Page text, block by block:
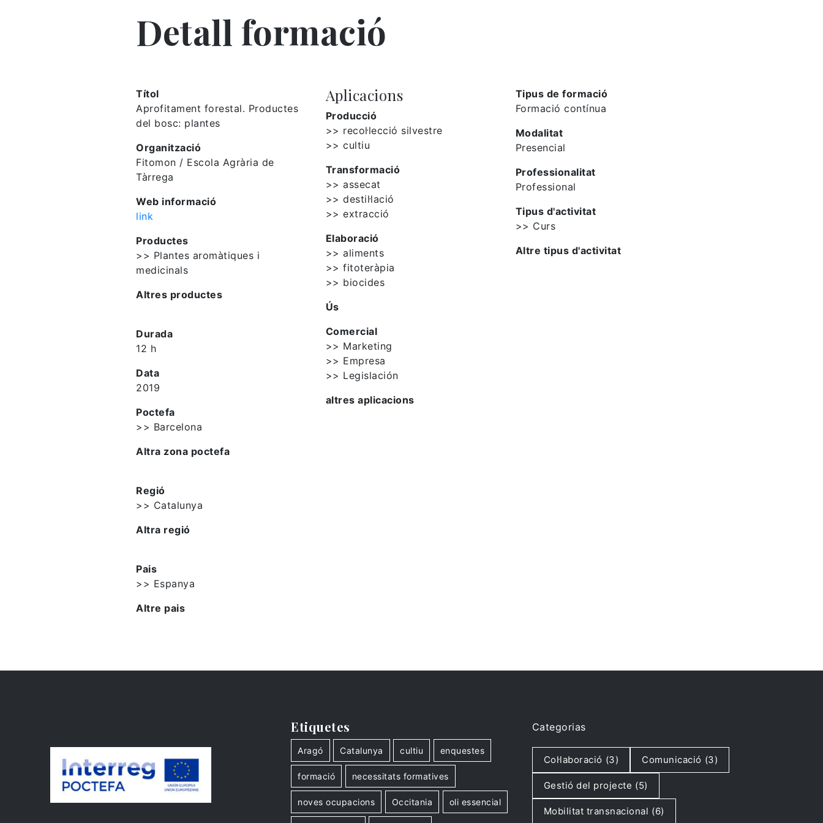
Detall formació
Títol
Aprofitament forestal. Productes
del bosc: plantes
Organització
Fitomon / Escola Agrària de
Tàrrega
Web informació
link
Productes
>> Plantes aromàtiques i
medicinals
Altres productes
Durada
12 h
Data
2019
Poctefa
>> Barcelona
Altra zona poctefa
Regió
>> Catalunya
Altra regió
Pais
>> Espanya
Altre pais
Aplicacions
Producció
>> recol·lecció silvestre
>> cultiu
Transformació
>> assecat
>> destil·lació
>> extracció
Elaboració
>> aliments
>> fitoteràpia
>> biocides
Ús
Comercial
>> Marketing
>> Empresa
>> Legislación
altres aplicacions
Tipus de formació
Formació contínua
Modalitat
Presencial
Professionalitat
Professional
Tipus d'activitat
>> Curs
Altre tipus d'activitat
Etiquetes
Aragó Catalunya cultiu enquestes
formació necessitats formatives
noves ocupacions Occitania oli essencial
Categorias
Col·laboració (3) Comunicació (3)
Gestió del projecte (5)
Mobilitat transnacional (6)